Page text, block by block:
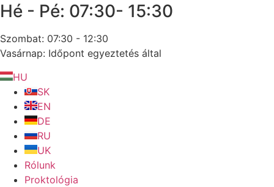
Hé - Pé: 07:30- 15:30
Szombat: 07:30 - 12:30
Vasárnap: Időpont egyeztetés által
HU
SK
EN
DE
RU
UK
Rólunk
Proktológia